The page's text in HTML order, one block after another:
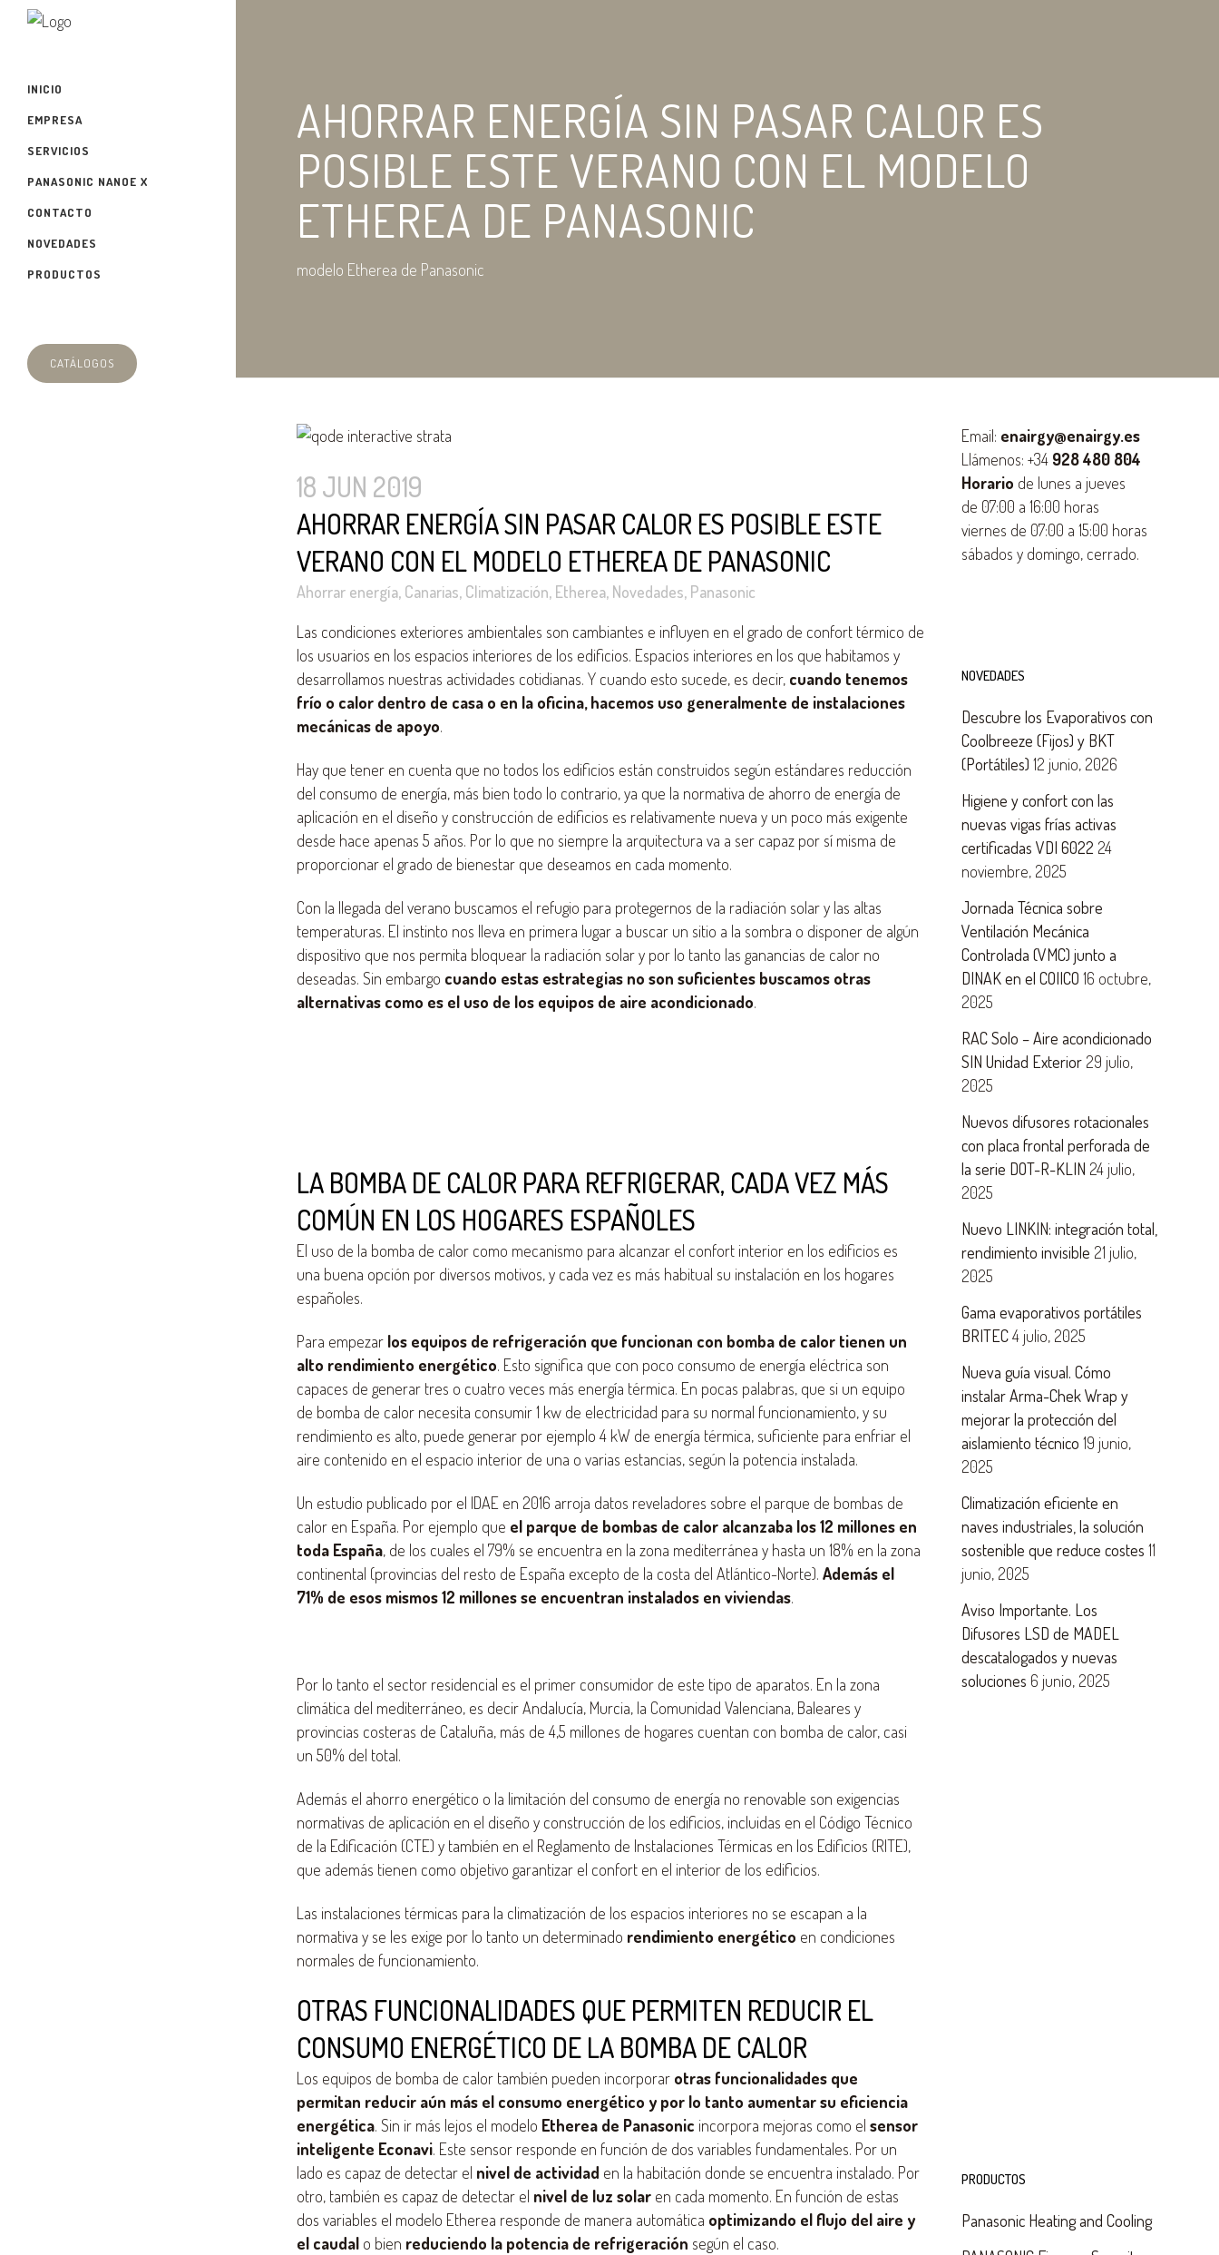
INICIO
EMPRESA
SERVICIOS
PANASONIC NANOE X
CONTACTO
NOVEDADES
PRODUCTOS
CATÁLOGOS
AHORRAR ENERGÍA SIN PASAR CALOR ES
POSIBLE ESTE VERANO CON EL MODELO
ETHEREA DE PANASONIC
modelo Etherea de Panasonic
18 JUN 2019
AHORRAR ENERGÍA SIN PASAR CALOR ES POSIBLE ESTE
VERANO CON EL MODELO ETHEREA DE PANASONIC
Ahorrar energía, Canarias, Climatización, Etherea, Novedades, Panasonic
Las condiciones exteriores ambientales son cambiantes e influyen en el grado de confort térmico de
los usuarios en los espacios interiores de los edificios. Espacios interiores en los que habitamos y
desarrollamos nuestras actividades cotidianas. Y cuando esto sucede, es decir, cuando tenemos
frío o calor dentro de casa o en la oficina, hacemos uso generalmente de instalaciones
mecánicas de apoyo.
Hay que tener en cuenta que no todos los edificios están construidos según estándares reducción
del consumo de energía, más bien todo lo contrario, ya que la normativa de ahorro de energía de
aplicación en el diseño y construcción de edificios es relativamente nueva y un poco más exigente
desde hace apenas 5 años. Por lo que no siempre la arquitectura va a ser capaz por sí misma de
proporcionar el grado de bienestar que deseamos en cada momento.
Con la llegada del verano buscamos el refugio para protegernos de la radiación solar y las altas
temperaturas. El instinto nos lleva en primera lugar a buscar un sitio a la sombra o disponer de algún
dispositivo que nos permita bloquear la radiación solar y por lo tanto las ganancias de calor no
deseadas. Sin embargo cuando estas estrategias no son suficientes buscamos otras
alternativas como es el uso de los equipos de aire acondicionado.
LA BOMBA DE CALOR PARA REFRIGERAR, CADA VEZ MÁS
COMÚN EN LOS HOGARES ESPAÑOLES
El uso de la bomba de calor como mecanismo para alcanzar el confort interior en los edificios es
una buena opción por diversos motivos, y cada vez es más habitual su instalación en los hogares
españoles.
Para empezar los equipos de refrigeración que funcionan con bomba de calor tienen un
alto rendimiento energético. Esto significa que con poco consumo de energía eléctrica son
capaces de generar tres o cuatro veces más energía térmica. En pocas palabras, que si un equipo
de bomba de calor necesita consumir 1 kw de electricidad para su normal funcionamiento, y su
rendimiento es alto, puede generar por ejemplo 4 kW de energía térmica, suficiente para enfriar el
aire contenido en el espacio interior de una o varias estancias, según la potencia instalada.
Un estudio publicado por el IDAE en 2016 arroja datos reveladores sobre el parque de bombas de
calor en España. Por ejemplo que el parque de bombas de calor alcanzaba los 12 millones en
toda España, de los cuales el 79% se encuentra en la zona mediterránea y hasta un 18% en la zona
continental (provincias del resto de España excepto de la costa del Atlántico-Norte). Además el
71% de esos mismos 12 millones se encuentran instalados en viviendas.
Por lo tanto el sector residencial es el primer consumidor de este tipo de aparatos. En la zona
climática del mediterráneo, es decir Andalucía, Murcia, la Comunidad Valenciana, Baleares y
provincias costeras de Cataluña, más de 4,5 millones de hogares cuentan con bomba de calor, casi
un 50% del total.
Además el ahorro energético o la limitación del consumo de energía no renovable son exigencias
normativas de aplicación en el diseño y construcción de los edificios, incluidas en el Código Técnico
de la Edificación (CTE) y también en el Reglamento de Instalaciones Térmicas en los Edificios (RITE),
que además tienen como objetivo garantizar el confort en el interior de los edificios.
Las instalaciones térmicas para la climatización de los espacios interiores no se escapan a la
normativa y se les exige por lo tanto un determinado rendimiento energético en condiciones
normales de funcionamiento.
OTRAS FUNCIONALIDADES QUE PERMITEN REDUCIR EL
CONSUMO ENERGÉTICO DE LA BOMBA DE CALOR
Los equipos de bomba de calor también pueden incorporar otras funcionalidades que
permitan reducir aún más el consumo energético y por lo tanto aumentar su eficiencia
energética. Sin ir más lejos el modelo Etherea de Panasonic incorpora mejoras como el sensor
inteligente Econavi. Este sensor responde en función de dos variables fundamentales. Por un
lado es capaz de detectar el nivel de actividad en la habitación donde se encuentra instalado. Por
otro, también es capaz de detectar el nivel de luz solar en cada momento. En función de estas
dos variables el modelo Etherea responde de manera automática optimizando el flujo del aire y
el caudal o bien reduciendo la potencia de refrigeración según el caso.
Email: enairgy@enairgy.es
Llámenos: +34 928 480 804
Horario de lunes a jueves
de 07:00 a 16:00 horas
viernes de 07:00 a 15:00 horas
sábados y domingo, cerrado.
NOVEDADES
Descubre los Evaporativos con
Coolbreeze (Fijos) y BKT
(Portátiles) 12 junio, 2026
Higiene y confort con las
nuevas vigas frías activas
certificadas VDI 6022 24
noviembre, 2025
Jornada Técnica sobre
Ventilación Mecánica
Controlada (VMC) junto a
DINAK en el COIICO 16 octubre,
2025
RAC Solo – Aire acondicionado
SIN Unidad Exterior 29 julio,
2025
Nuevos difusores rotacionales
con placa frontal perforada de
la serie DOT-R-KLIN 24 julio,
2025
Nuevo LINKIN: integración total,
rendimiento invisible 21 julio,
2025
Gama evaporativos portátiles
BRITEC 4 julio, 2025
Nueva guía visual. Cómo
instalar Arma-Chek Wrap y
mejorar la protección del
aislamiento técnico 19 junio,
2025
Climatización eficiente en
naves industriales, la solución
sostenible que reduce costes 11
junio, 2025
Aviso Importante. Los
Difusores LSD de MADEL
descatalogados y nuevas
soluciones 6 junio, 2025
PRODUCTOS
Panasonic Heating and Cooling